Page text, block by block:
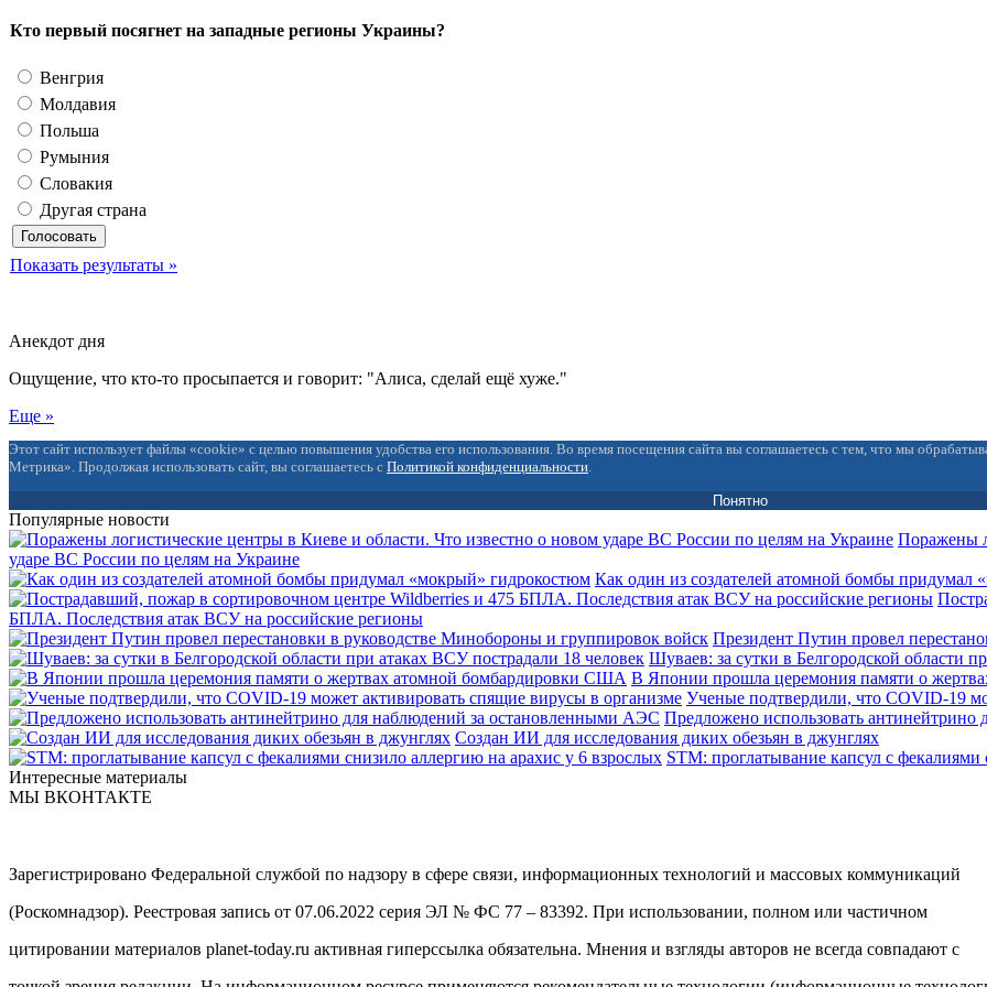
Кто первый посягнет на западные регионы Украины?
Венгрия
Молдавия
Польша
Румыния
Словакия
Другая страна
Показать результаты »
Анекдот дня
Ощущение, что кто-то просыпается и говорит: "Алиса, сделай ещё хуже."
Еще »
Этот сайт использует файлы «cookie» с целью повышения удобства его использования. Во время посещения сайта вы соглашаетесь с тем, что мы
Метрика». Продолжая использовать сайт, вы соглашаетесь с Политикой конфиденциальности.
Понятно
Популярные новости
Поражены
ударе ВС России по целям на Украине
Как один из создателей атомной бомбы придумал
БПЛА. Последствия атак ВСУ на российские регионы
Президент Путин провел
Шуваев: за сутки в Белгородской области
В Японии прошла церемония памяти о
Ученые подтвердили, что COVID-19
Предложено использовать
Создан ИИ для исследования диких обезьян в джунглях
STM: проглатывание капсул с
Интересные материалы
МЫ ВКОНТАКТЕ
Зарегистрировано Федеральной службой по надзору в сфере связи, информационных технологий и массовых коммуникаций
(Роскомнадзор). Реестровая запись от 07.06.2022 серия ЭЛ № ФС 77 – 83392. При использовании, полном или частичном
цитировании материалов planet-today.ru активная гиперссылка обязательна. Мнения и взгляды авторов не всегда совпадают с